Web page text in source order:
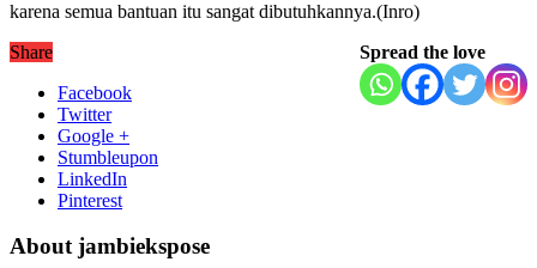
karena semua bantuan itu sangat dibutuhkannya.(Inro)
Spread the love
Share
Facebook
Twitter
Google +
Stumbleupon
LinkedIn
Pinterest
About jambiekspose